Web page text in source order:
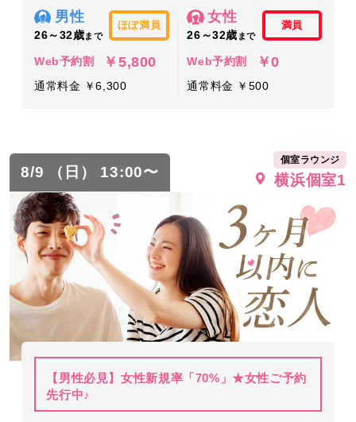
男性
26～32歳まで
ほぼ満員
Web予約割 ￥5,800
通常料金 ￥6,300
女性
26～32歳 まで
満員
Web予約割 ￥0
通常料金 ￥500
8/9 （日） 13:00〜
個室ラウンジ
横浜個室1
【男性必見】女性新規率「70%」★女性ご予約
先行中♪